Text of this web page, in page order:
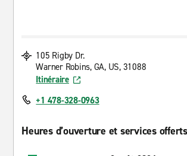
105 Rigby Dr.
Warner Robins, GA, US, 31088
Itinéraire
+1 478-328-0963
Heures d’ouverture et services offerts